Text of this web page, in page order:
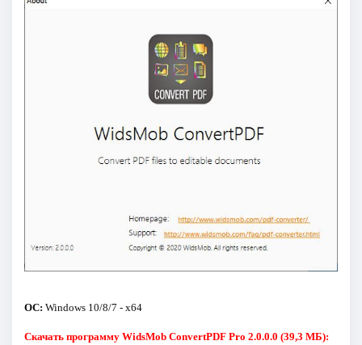
ОС: Windows 10/8/7 - x64
Скачать программу WidsMob ConvertPDF Pro 2.0.0.0 (39,3 МБ):